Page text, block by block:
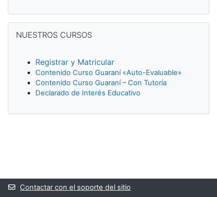
NUESTROS CURSOS
Registrar y Matricular
Contenido Curso Guaraní «Auto-Evaluable»
Contenido Curso Guaraní – Con Tutoría
Declarado de Interés Educativo
Contactar con el soporte del sitio